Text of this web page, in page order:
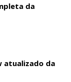
da
atualizado da